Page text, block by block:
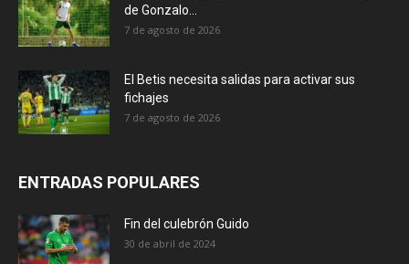
de Gonzalo...
7 de agosto de 2026
El Betis necesita salidas para activar sus
fichajes
7 de agosto de 2026
ENTRADAS POPULARES
Fin del culebrón Guido
30 de abril de 2024